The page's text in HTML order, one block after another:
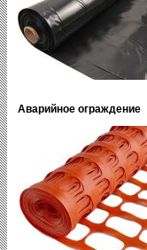
Аварийное ограждение